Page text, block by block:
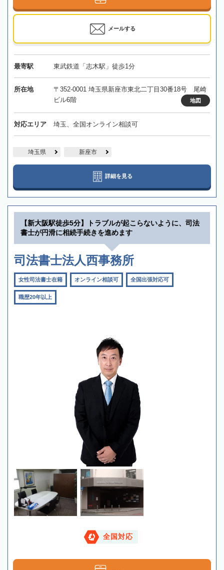
メールする
最寄駅 東武鉄道「志木駅」徒歩1分
所在地
〒352-0001 埼玉県新座市東北二丁目30番18号 尾崎
ビル6階
地図
対応エリア 埼玉、全国オンライン相談可
埼玉県 新座市
詳細を見る
【新大阪駅徒歩5分】トラブルが起こらないように、司法
書士が円滑に相続手続きを進めます
司法書士法人西事務所
女性司法書士在籍 オンライン相談可 全国出張対応可
職歴20年以上
全国対応